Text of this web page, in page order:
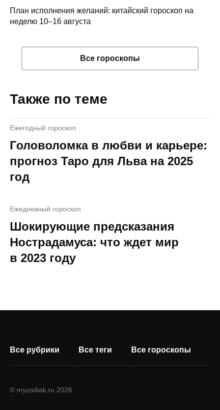
План исполнения желаний: китайский гороскоп на
неделю 10–16 августа
Все гороскопы
Также по теме
Ежегодный гороскоп
Головоломка в любви и карьере:
прогноз Таро для Льва на 2025
год
Ежедневный гороскоп
Шокирующие предсказания
Нострадамуса: что ждет мир
в 2023 году
Все рубрики Все теги Все гороскопы
© myzodiak.ru 2026